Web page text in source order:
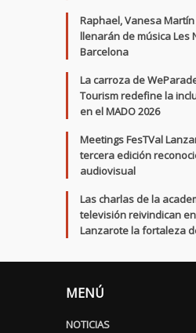
Raphael, Vanesa
llenarán de música Les
Barcelona
La carroza de
Tourism redefine la
en el MADO 2026
Meetings FesTVal
tercera edición
audiovisual
Las charlas de la
televisión reivindican
Lanzarote la fortaleza
MENÚ
NOTICIAS